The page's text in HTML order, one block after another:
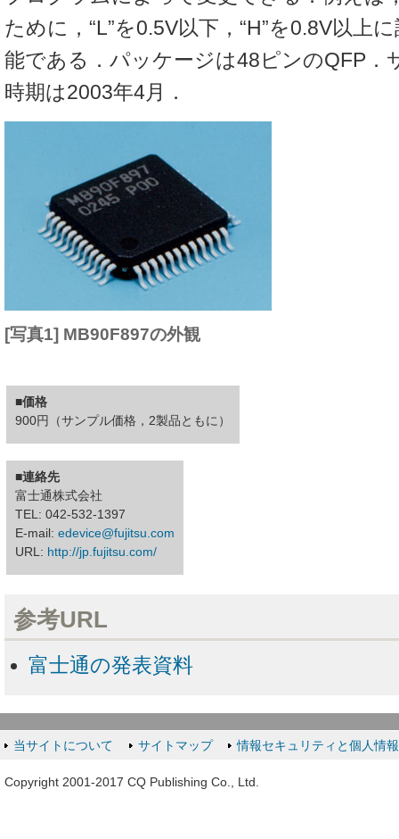
ために，“L”を0.5V以下，“H”を0.8V以上
能である．パッケージは48ピンのQFP．
時期は2003年4月．
[写真1] MB90F897の外観
■価格
900円（サンプル価格，2製品ともに）
■連絡先
富士通株式会社
TEL: 042-532-1397
E-mail: edevice@fujitsu.com
URL: http://jp.fujitsu.com/
参考URL
富士通の発表資料
当サイトについて サイトマップ 情報セキュリティと個人情
Copyright 2001-2017 CQ Publishing Co., Ltd.